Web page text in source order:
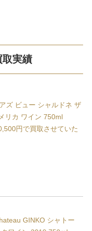
実績
ズ ビュー シャルドネ ザ
リカ ワイン 750ml
円で買取させていた
GINKO シャトー